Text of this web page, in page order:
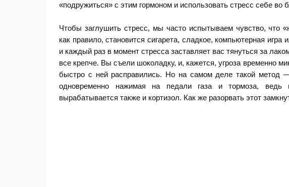
«подружиться» с этим гормоном и использовать стресс себе во
Чтобы заглушить стресс, мы часто испытываем чувство, что
как правило, становится сигарета, сладкое, компьютерная игра
и каждый раз в момент стресса заставляет вас тянуться за
все крепче. Вы съели шоколадку, и, кажется, угроза временно
быстро с ней расправились. Но на самом деле такой метод
одновременно нажимая на педали газа и тормоза, ведь
вырабатывается также и кортизол. Как же разорвать этот